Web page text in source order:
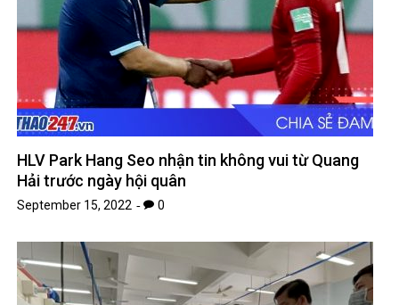
HLV Park Hang Seo nhận tin không vui từ Quang
Hải trước ngày hội quân
September 15, 2022 0